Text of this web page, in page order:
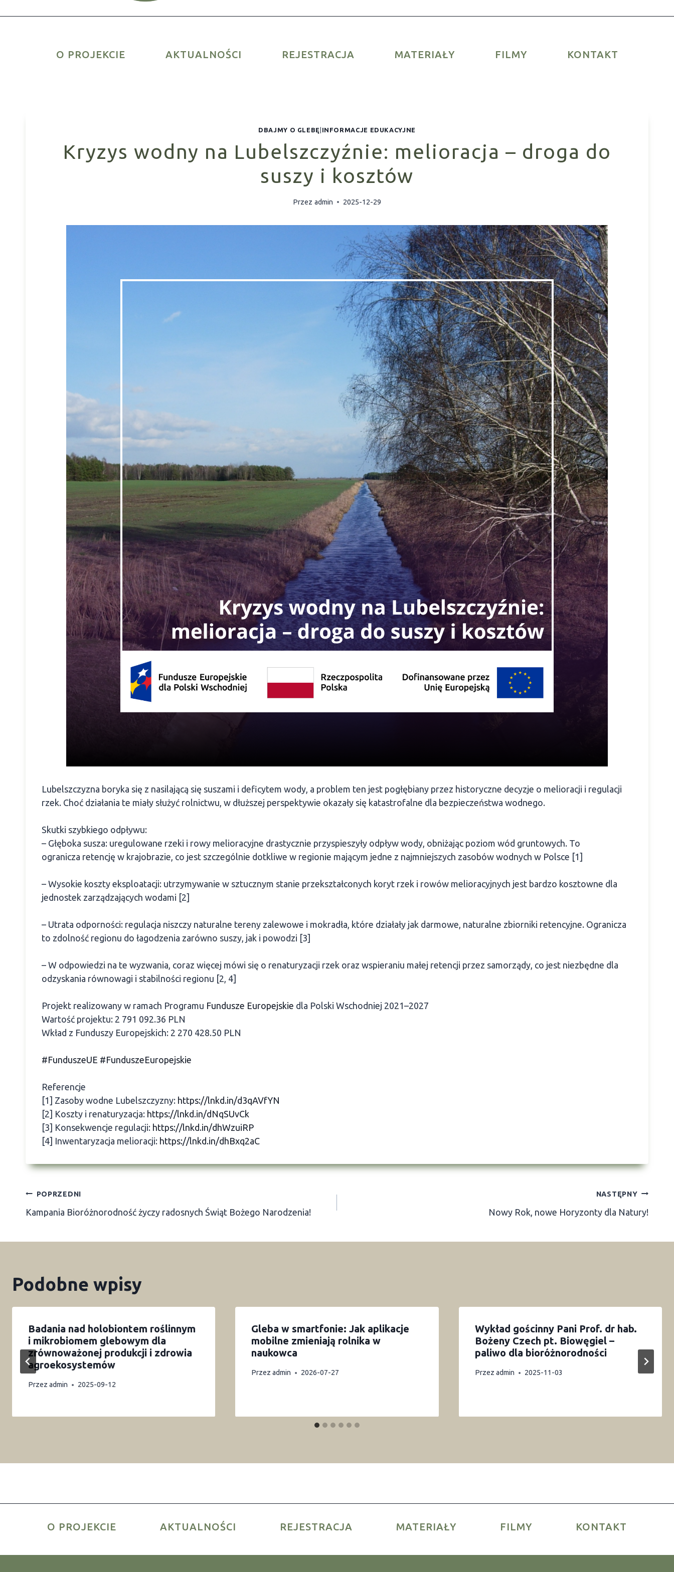
O PROJEKCIE AKTUALNOŚCI REJESTRACJA MATERIAŁY FILMY KONTAKT
DBAJMY O GLEBĘ INFORMACJE EDUKACYJNE
Kryzys wodny na Lubelszczyźnie: melioracja – droga do
suszy i kosztów
Przez admin 2025-12-29
Lubelszczyzna boryka się z nasilającą się suszami i deficytem wody, a problem ten jest pogłębiany przez historyczne decyzje o melioracji i regulacji
rzek. Choć działania te miały służyć rolnictwu, w dłuższej perspektywie okazały się katastrofalne dla bezpieczeństwa wodnego.
Skutki szybkiego odpływu:
– Głęboka susza: uregulowane rzeki i rowy melioracyjne drastycznie przyspieszyły odpływ wody, obniżając poziom wód gruntowych. To
ogranicza retencję w krajobrazie, co jest szczególnie dotkliwe w regionie mającym jedne z najmniejszych zasobów wodnych w Polsce [1]
– Wysokie koszty eksploatacji: utrzymywanie w sztucznym stanie przekształconych koryt rzek i rowów melioracyjnych jest bardzo kosztowne dla
jednostek zarządzających wodami [2]
– Utrata odporności: regulacja niszczy naturalne tereny zalewowe i mokradła, które działały jak darmowe, naturalne zbiorniki retencyjne. Ogranicza
to zdolność regionu do łagodzenia zarówno suszy, jak i powodzi [3]
– W odpowiedzi na te wyzwania, coraz więcej mówi się o renaturyzacji rzek oraz wspieraniu małej retencji przez samorządy, co jest niezbędne dla
odzyskania równowagi i stabilności regionu [2, 4]
Projekt realizowany w ramach Programu Fundusze Europejskie dla Polski Wschodniej 2021–2027
Wartość projektu: 2 791 092.36 PLN
Wkład z Funduszy Europejskich: 2 270 428.50 PLN
#FunduszeUE #FunduszeEuropejskie
Referencje
[1] Zasoby wodne Lubelszczyzny: https://lnkd.in/d3qAVfYN
[2] Koszty i renaturyzacja: https://lnkd.in/dNqSUvCk
[3] Konsekwencje regulacji: https://lnkd.in/dhWzuiRP
[4] Inwentaryzacja melioracji: https://lnkd.in/dhBxq2aC
Nawigacja
wpisu
POPRZEDNI
Kampania Bioróżnorodność życzy radosnych Świąt Bożego Narodzenia!
NASTĘPNY
Nowy Rok, nowe Horyzonty dla Natury!
Podobne wpisy
Badania nad holobiontem roślinnym
i mikrobiomem glebowym dla
zrównoważonej produkcji i zdrowia
agroekosystemów
Przez admin 2025-09-12
Gleba w smartfonie: Jak aplikacje
mobilne zmieniają rolnika w
naukowca
Przez admin 2026-07-27
Wykład gościnny Pani Prof. dr hab.
Bożeny Czech pt. Biowęgiel –
paliwo dla bioróżnorodności
Przez admin 2025-11-03
O PROJEKCIE AKTUALNOŚCI REJESTRACJA MATERIAŁY FILMY KONTAKT